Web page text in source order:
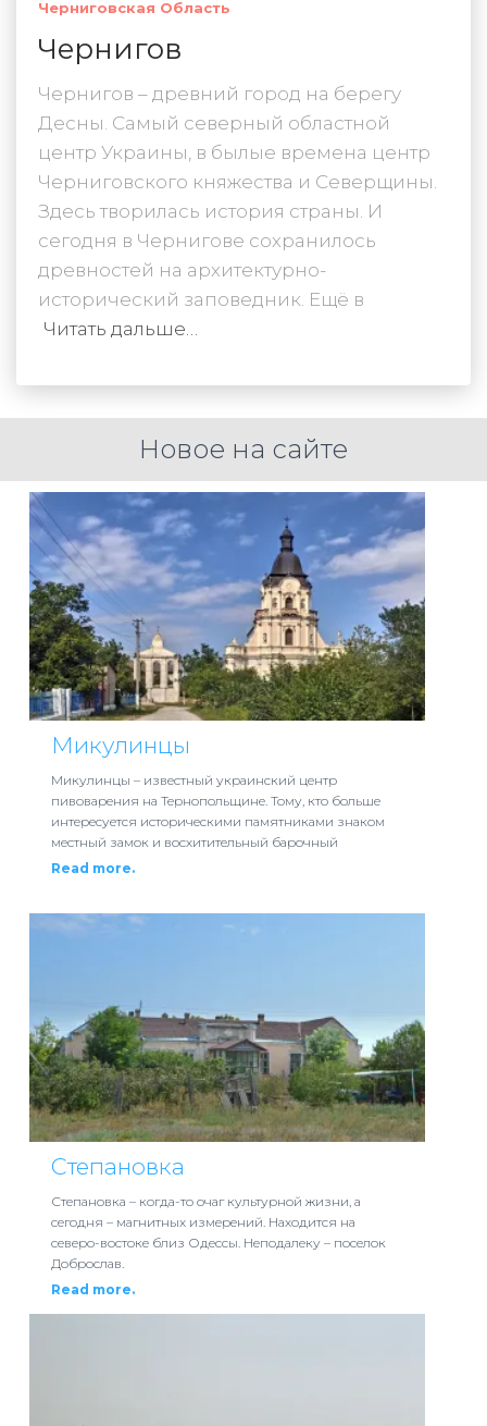
Черниговская Область
Чернигов
Чернигов – древний город на берегу
Десны. Самый северный областной
центр Украины, в былые времена центр
Черниговского княжества и Северщины.
Здесь творилась история страны. И
сегодня в Чернигове сохранилось
древностей на архитектурно-
исторический заповедник. Ещё в
Читать дальше…
Новое на сайте
Микулинцы
Микулинцы – известный украинский центр
пивоварения на Тернопольщине. Тому, кто больше
интересуется историческими памятниками знаком
местный замок и восхитительный барочный
Read more.
Степановка
Степановка – когда-то очаг культурной жизни, а
сегодня – магнитных измерений. Находится на
северо-востоке близ Одессы. Неподалеку – поселок
Доброслав.
Read more.